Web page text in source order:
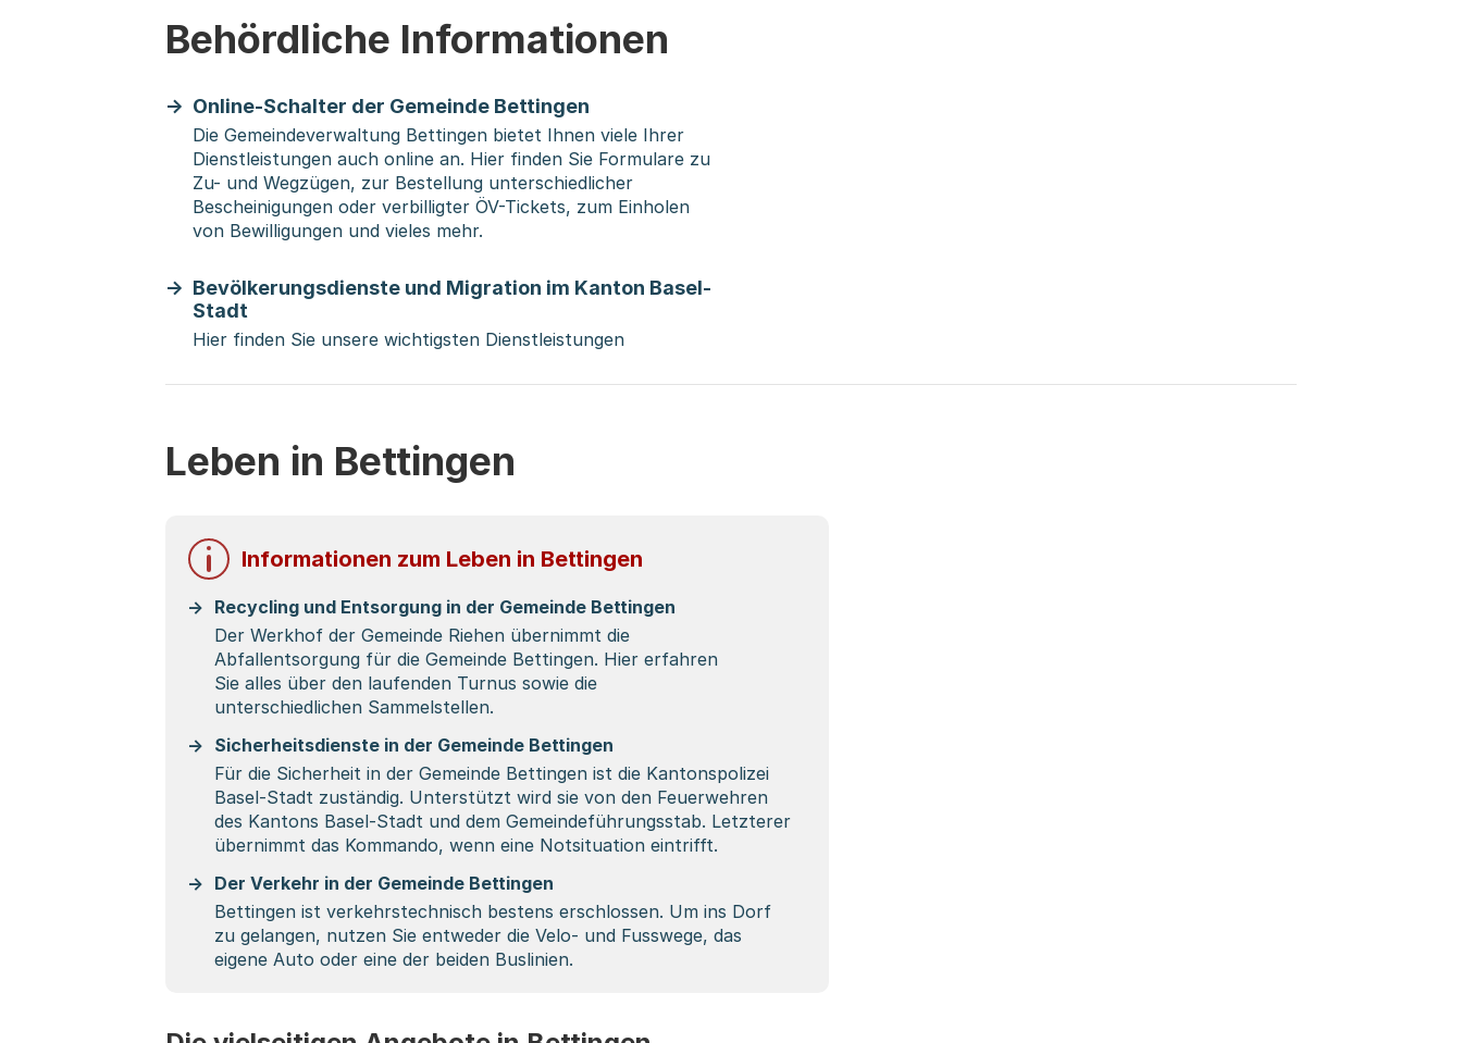
Behördliche Informationen
Online-Schalter der Gemeinde Bettingen
Die Gemeindeverwaltung Bettingen bietet Ihnen viele Ihrer
Dienstleistungen auch online an. Hier finden Sie Formulare zu
Zu- und Wegzügen, zur Bestellung unterschiedlicher
Bescheinigungen oder verbilligter ÖV-Tickets, zum Einholen
von Bewilligungen und vieles mehr.
Bevölkerungsdienste und Migration im Kanton Basel-
Stadt
Hier finden Sie unsere wichtigsten Dienstleistungen
Leben in Bettingen
Informationen zum Leben in Bettingen
Recycling und Entsorgung in der Gemeinde Bettingen
Der Werkhof der Gemeinde Riehen übernimmt die
Abfallentsorgung für die Gemeinde Bettingen. Hier erfahren
Sie alles über den laufenden Turnus sowie die
unterschiedlichen Sammelstellen.
Sicherheitsdienste in der Gemeinde Bettingen
Für die Sicherheit in der Gemeinde Bettingen ist die Kantonspolizei
Basel-Stadt zuständig. Unterstützt wird sie von den Feuerwehren
des Kantons Basel-Stadt und dem Gemeindeführungsstab. Letzterer
übernimmt das Kommando, wenn eine Notsituation eintrifft.
Der Verkehr in der Gemeinde Bettingen
Bettingen ist verkehrstechnisch bestens erschlossen. Um ins Dorf
zu gelangen, nutzen Sie entweder die Velo- und Fusswege, das
eigene Auto oder eine der beiden Buslinien.